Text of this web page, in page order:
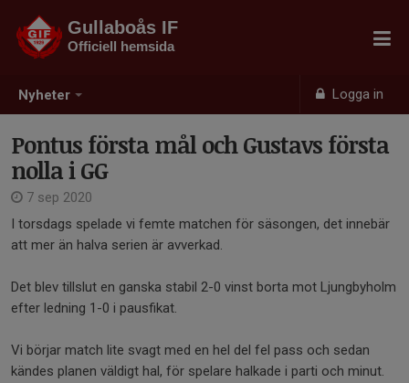
Nyheter Logga in
Gullaboås IF
Officiell hemsida
Pontus första mål och Gustavs första
nolla i GG
7 sep 2020
I torsdags spelade vi femte matchen för säsongen, det innebär
att mer än halva serien är avverkad.
Det blev tillslut en ganska stabil 2-0 vinst borta mot Ljungbyholm
efter ledning 1-0 i pausfikat.
Vi börjar match lite svagt med en hel del fel pass och sedan
kändes planen väldigt hal, för spelare halkade i parti och minut.